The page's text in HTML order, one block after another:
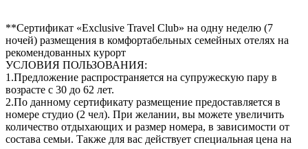
**Сертификат «Exclusive Travel Club» на одну неделю (7
ночей) размещения в комфортабельных семейных отелях на
рекомендованных курорт
УСЛОВИЯ ПОЛЬЗОВАНИЯ:
1.Предложение распространяется на супружескую пару в
возрасте с 30 до 62 лет.
2.По данному сертификату размещение предоставляется в
номере студио (2 чел). При желании, вы можете увеличить
количество отдыхающих и размер номера, в зависимости от
состава семьи. Также для вас действует специальная цена на